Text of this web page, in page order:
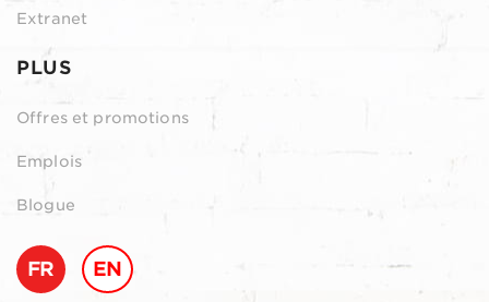
Extranet
PLUS
Offres et promotions
Emplois
Blogue
FR EN